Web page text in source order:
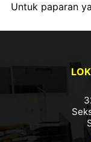
Untuk paparan